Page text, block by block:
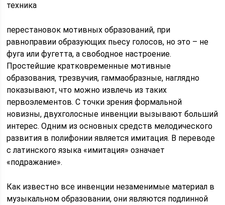
техника
перестановок мотивных образований, при
равноправии образующих пьесу голосов, но это – не
фуга или фугетта, а свободное настроение.
Простейшие кратковременные мотивные
образования, трезвучия, гаммаобразные, наглядно
показывают, что можно извлечь из таких
первоэлементов. С точки зрения формальной
новизны, двухголосные инвенции вызывают больший
интерес. Одним из основных средств мелодического
развития в полифонии является имитация. В переводе
с латинского языка «имитация» означает
«подражание».
Как известно все инвенции незаменимые материал в
музыкальном образовании, они являются подлинной